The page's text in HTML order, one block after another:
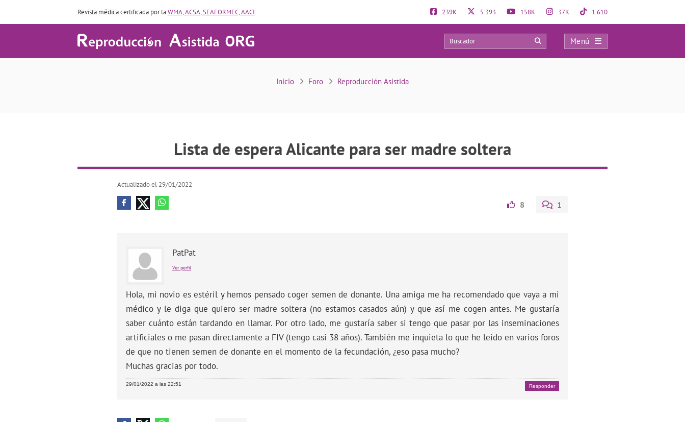
Revista médica certificada por laWMA, ACSA, SEAFORMEC, AACI. 239K 5.393 158K 37K 1.610
Menú
Lista de espera Alicante para ser madre soltera
7 0
Inicio Foro Reproducción Asistida
Lista de espera Alicante para ser madre soltera
Actualizado el 29/01/2022
8 1
PatPat
Ver perfil
Hola, mi novio es estéril y hemos pensado coger semen de donante. Una amiga me ha recomendado que vaya a mi
médico y le diga que quiero ser madre soltera (no estamos casados aún) y que así me cogen antes. Me gustaría
saber cuánto están tardando en llamar. Por otro lado, me gustaría saber si tengo que pasar por las inseminaciones
artificiales o me pasan directamente a FIV (tengo casi 38 años). También me inquieta lo que he leído en varios foros
de que no tienen semen de donante en el momento de la fecundación, ¿eso pasa mucho?
Muchas gracias por todo.
29/01/2022 a las 22:51 Responder